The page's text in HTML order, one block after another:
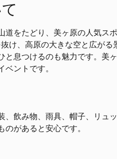
道をたどり、美ヶ原の人気ス
け、高原の大きな空と広が
と息つけるのも魅力です。美
ントです。
、飲み物、雨具、帽子、リュ
があると安心です。